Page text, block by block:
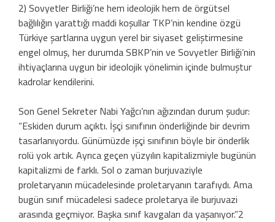
2) Sovyetler Birliği’ne hem ideolojik hem de örgütsel
bağlılığın yarattığı maddi koşullar TKP’nin kendine özgü
Türkiye şartlarına uygun yerel bir siyaset geliştirmesine
engel olmuş, her durumda SBKP’nin ve Sovyetler Birliği’nin
ihtiyaçlarına uygun bir ideolojik yönelimin içinde bulmuştur
kadrolar kendilerini.
Son Genel Sekreter Nabi Yağcı’nın ağızından durum şudur:
“Eskiden durum açıktı. İşçi sınıfının önderliğinde bir devrim
tasarlanıyordu. Günümüzde işçi sınıfının böyle bir önderlik
rolü yok artık. Ayrıca geçen yüzyılın kapitalizmiyle bugünün
kapitalizmi de farklı. Sol o zaman burjuvaziyle
proletaryanın mücadelesinde proletaryanın tarafıydı. Ama
bugün sınıf mücadelesi sadece proletarya ile burjuvazi
arasında geçmiyor. Başka sınıf kavgaları da yaşanıyor.”2